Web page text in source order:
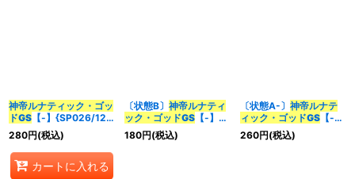
カテゴリ
特集:
神帝ルナティック・ゴッ
ドGS 【-】{SP026/12}
《多》
280円(税込)
カートに入れる
〔状態B〕 神帝ルナティ
ック・ゴッドGS【-】
{SP026/12}《多》
180円(税込)
〔状態A-〕 神帝ルナテ
ィック・ゴッドGS【-】
{SP026/12}《多》
260円(税込)